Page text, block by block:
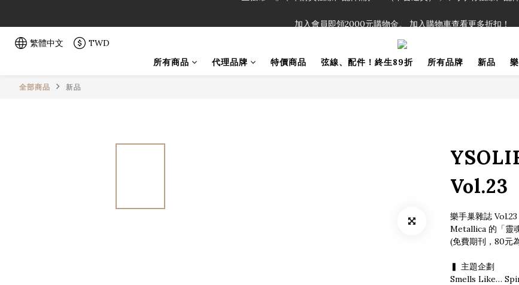
「一生弦命！」單筆購買弦線、配件滿$999（不含運費），即可享有弦線、配
繁體中文 TWD
所有商品
代理品牌 特價商品 弦線、配件！終生89折 所有品牌 新品
全部商品 新品
Vol.23
樂手巢雜誌
Metallica 的「靈
(免費期刊，80元
▍ 主題企劃
Smells Like…